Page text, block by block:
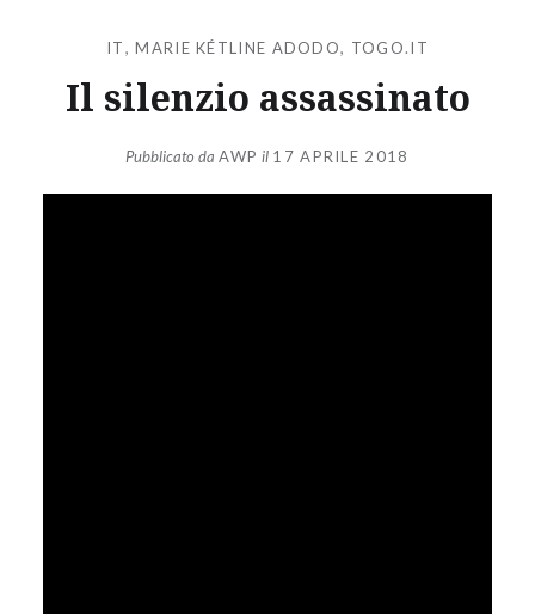
IT,MARIE KÉTLINE ADODO, TOGO.IT
Il silenzio assassinato
Pubblicato daAWP il 17 APRILE 2018